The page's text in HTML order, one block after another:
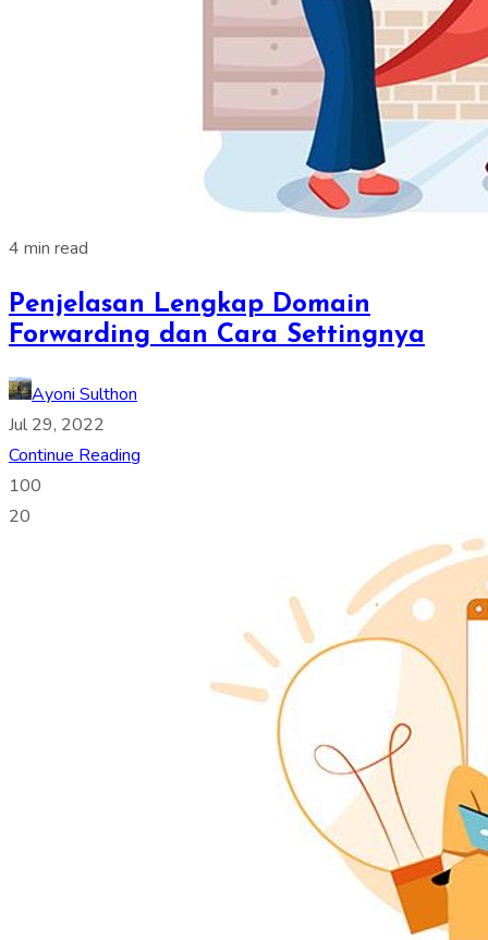
4 min read
Penjelasan Lengkap Domain
Forwarding dan Cara Settingnya
Ayoni Sulthon
Jul 29, 2022
Continue Reading
100
20